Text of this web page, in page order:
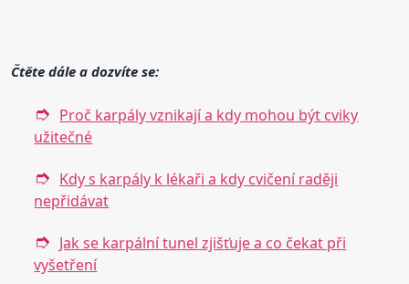
Čtěte dále a dozvíte se:
Proč karpály vznikají a kdy mohou být cviky
užitečné
Kdy s karpály k lékaři a kdy cvičení raději
nepřidávat
Jak se karpální tunel zjišťuje a co čekat při
vyšetření